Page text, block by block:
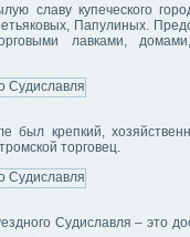
славу купеческого
Папулиных.
лавками,
был крепкий,
торговец.
Судиславля – это